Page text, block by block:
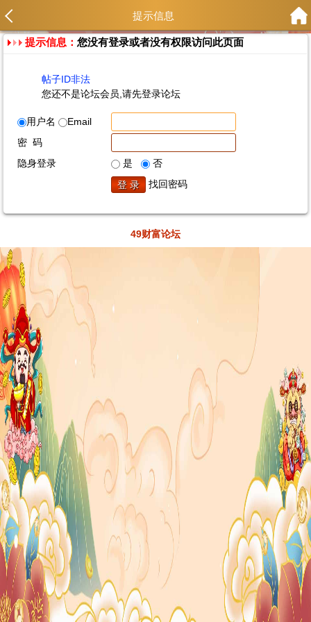
提示信息
提示信息：您没有登录或者没有权限访问此页面
帖子ID非法
您还不是论坛会员,请先登录论坛
用户名
Email
密 码
隐身登录
是
否
找回密码
49财富论坛